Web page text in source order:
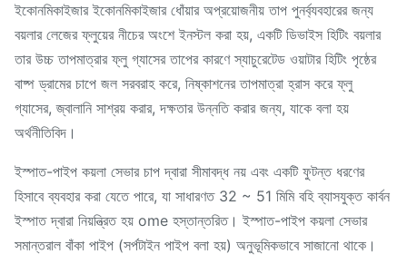
ইকোনমিকাইজার ইকোনমিকাইজার ধোঁয়ার অপ্রয়োজনীয় তাপ পুনর্ব্যবহারের জন্য
বয়লার লেজের ফ্লুয়ের নীচের অংশে ইনস্টল করা হয়, একটি ডিভাইস হিটিং বয়লার
তার উচ্চ তাপমাত্রার ফ্লু গ্যাসের তাপের কারণে স্যাচুরেটেড ওয়াটার হিটিং পৃষ্ঠের
বাষ্প ড্রামের চাপে জল সরবরাহ করে, নিষ্কাশনের তাপমাত্রা হ্রাস করে ফ্লু
গ্যাসের, জ্বালানি সাশ্রয় করার, দক্ষতার উন্নতি করার জন্য, যাকে বলা হয়
অর্থনীতিবিদ।
ইস্পাত-পাইপ কয়লা সেভার চাপ দ্বারা সীমাবদ্ধ নয় এবং একটি ফুটন্ত ধরণের
হিসাবে ব্যবহার করা যেতে পারে, যা সাধারণত 32 ~ 51 মিমি বহি ব্যাসযুক্ত কার্বন
ইস্পাত দ্বারা নিয়ন্ত্রিত হয় ome হস্তান্তরিত। ইস্পাত-পাইপ কয়লা সেভার
সমান্তরাল বাঁকা পাইপ (সর্পটাইন পাইপ বলা হয়) অনুভূমিকভাবে সাজানো থাকে।